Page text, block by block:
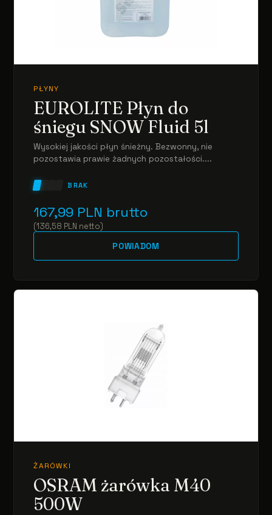
PŁYNY
EUROLITE Płyn do
śniegu SNOW Fluid 5l
Wysokiej jakości płyn śnieżny. Bezwonny, nie
pozostawia prawie żadnych pozostałości....
BRAK
167,99 PLN brutto
(136,58 PLN netto)
POWIADOM
ŻARÓWKI
OSRAM żarówka M40
500W